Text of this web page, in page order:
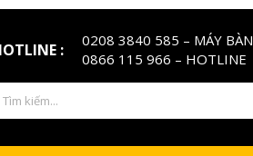
: 0208 3840 585 – MÁY BÀN
0866 115 966 – HOTLINE